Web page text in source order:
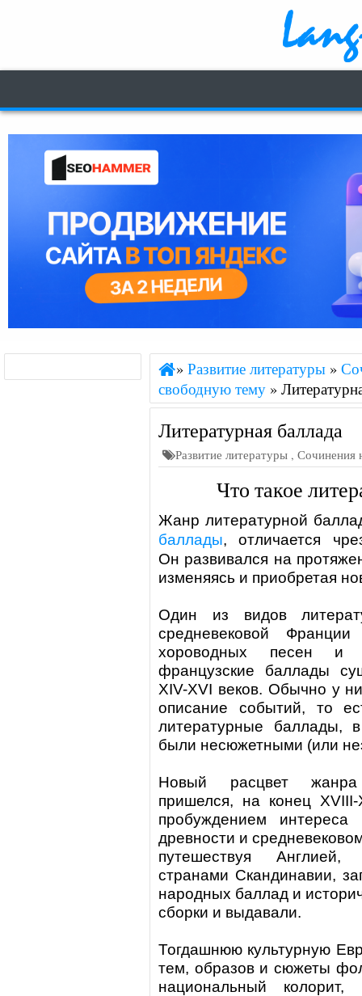
» Развитие литературы »
свободную тему »
Литературная баллада
Развитие литературы , Сочинения
Что такое
Жанр литературной
баллады, отличается
Он развивался на
изменяясь и приобретая
Один из видов
средневековой
хороводных песен и
французские баллады
XIV-XVI веков. Обычно у
описание событий, то
литературные баллады,
были несюжетными (или
Новый расцвет
пришелся, на конец
пробуждением интереса
древности и
путешествуя
странами Скандинавии,
народных баллад и
сборки и выдавали.
Тогдашнюю культурную
тем, образов и сюжеты
национальный